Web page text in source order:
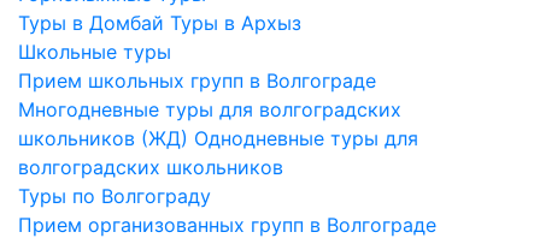
Туры в Домбай Туры в Архыз
Школьные туры
Прием школьных групп в Волгограде
Многодневные туры для волгоградских
школьников (ЖД) Однодневные туры для
волгоградских школьников
Туры по Волгограду
Прием организованных групп в Волгограде